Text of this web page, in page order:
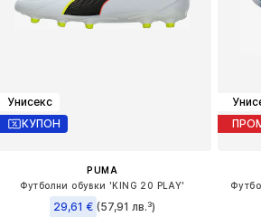
Унисекс
КУПОН
PUMA
Футболни обувки 'KING 20 PLAY'
29,61 € (57,91 лв.³)